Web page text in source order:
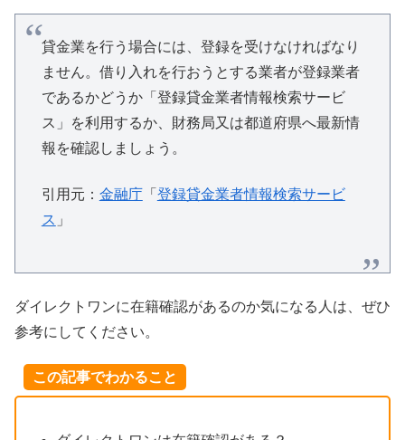
貸金業を行う場合には、登録を受けなければなり
ません。借り入れを行おうとする業者が登録業者
であるかどうか「登録貸金業者情報検索サービ
ス」を利用するか、財務局又は都道府県へ最新情
報を確認しましょう。
引用元： 金融庁「 登録貸金業者情報検索サービ
ス 」
ダイレクトワンに在籍確認があるのか気になる人は、ぜひ
参考にしてください。
この記事でわかること